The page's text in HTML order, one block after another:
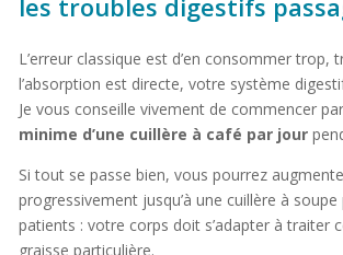
les troubles digestifs
L’erreur classique est d’en consommer trop,
l’absorption est directe, votre système
Je vous conseille vivement de commencer
minime d’une cuillère à café par jour
Si tout se passe bien, vous pourrez
progressivement jusqu’à une cuillère à
patients : votre corps doit s’adapter à traiter
graisse particulière.